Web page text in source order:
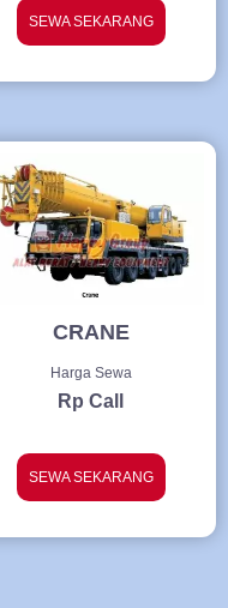
SEWA SEKARANG
CRANE
Harga Sewa
Rp Call
SEWA SEKARANG